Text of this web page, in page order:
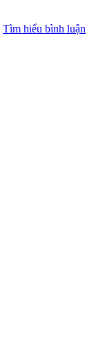
Tìm hiểu bình luận